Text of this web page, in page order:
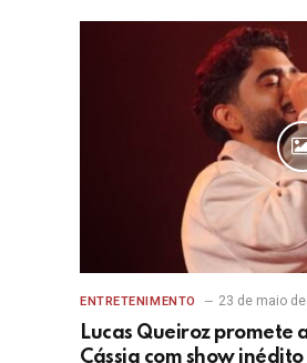
ENTRETENIMENTO 23 de maio
Lucas Queiroz promete
Cássia com show